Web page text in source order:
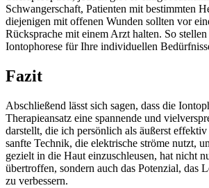
Schwangerschaft, Patienten mit bestimmten
diejenigen mit offenen Wunden sollten vor
Rücksprache mit einem Arzt halten. ⁤So stellen
Iontophorese für Ihre‍ individuellen
Fazit
Abschließend lässt sich⁢ sagen, dass die
Therapieansatz eine⁤ spannende und‍
darstellt, die ich⁢ persönlich als äußerst
sanfte Technik, die elektrische ströme​ nutzt,
gezielt⁤ in⁣ die Haut einzuschleusen, hat nicht​
übertroffen, ‍sondern auch das Potenzial, ⁣das
zu verbessern.